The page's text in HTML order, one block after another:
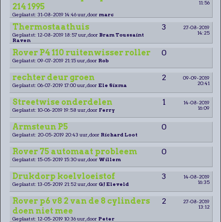
214 1995
11:56
Geplaatst: 31-08-2019 14:46 uur, door marc
Thermostaathuis 3
27-08-2019
14:25
Geplaatst: 12-08-2019 18:57 uur, door Bram Toussaint
Raven
Rover P4 110 ruitenwisser roller 0
Geplaatst: 09-07-2019 21:15 uur, door Rob
rechter deur groen 2
09-09-2019
20:41
Geplaatst: 06-07-2019 17:00 uur, door Ele Sixma
Streetwise onderdelen 1
14-08-2019
16:09
Geplaatst: 10-06-2019 19:58 uur, door Ferry
Armsteun P5 0
Geplaatst: 20-05-2019 20:43 uur, door Richard Loot
Rover 75 automaat probleem 0
Geplaatst: 15-05-2019 15:30 uur, door Willem
Drukdorp koelvloeistof 3
14-08-2019
16:35
Geplaatst: 13-05-2019 21:52 uur, door GJ Eleveld
Rover p6 v8 2 van de 8 cylinders
doen niet mee
2
27-08-2019
13:12
Geplaatst: 12-05-2019 10:36 uur, door Peter